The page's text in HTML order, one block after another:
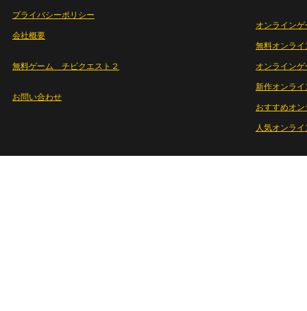
プライバシーポリシー
会社概要
無料ゲーム チビクエスト２
お問い合わせ
オンラインゲ
無料オンライ
オンライン
新作オンライ
おすすめオ
人気オンラ